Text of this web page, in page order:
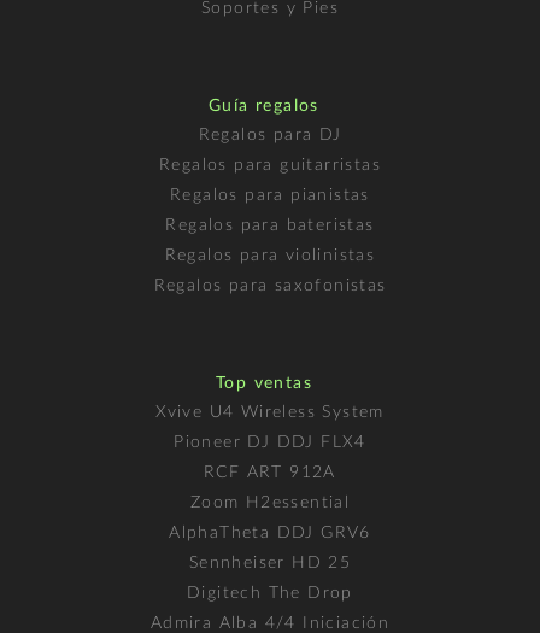
Soportes y Pies
Guía regalos
Regalos para DJ
Regalos para guitarristas
Regalos para pianistas
Regalos para bateristas
Regalos para violinistas
Regalos para saxofonistas
Top ventas
Xvive U4 Wireless System
Pioneer DJ DDJ FLX4
RCF ART 912A
Zoom H2essential
AlphaTheta DDJ GRV6
Sennheiser HD 25
Digitech The Drop
Admira Alba 4/4 Iniciación